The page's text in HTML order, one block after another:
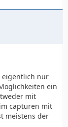
eigentlich nur
ein
mit
capturen mit
meistens der